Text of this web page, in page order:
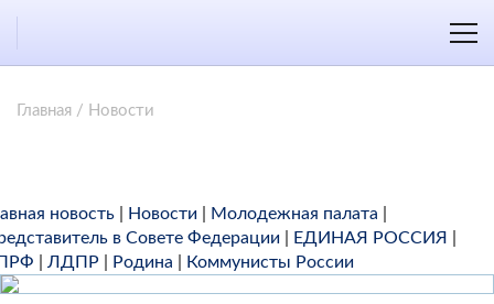
Главная / Новости
новость Новости Молодежная палата
в Совете Федерации
ЕДИНАЯ РОССИЯ
ЛДПР Родина Коммунисты России